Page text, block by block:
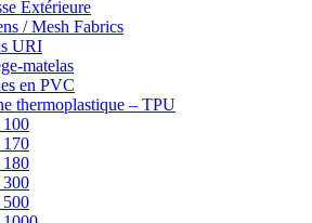
Extérieure
/ Mesh Fabrics
URI
matelas
en PVC
thermoplastique – TPU